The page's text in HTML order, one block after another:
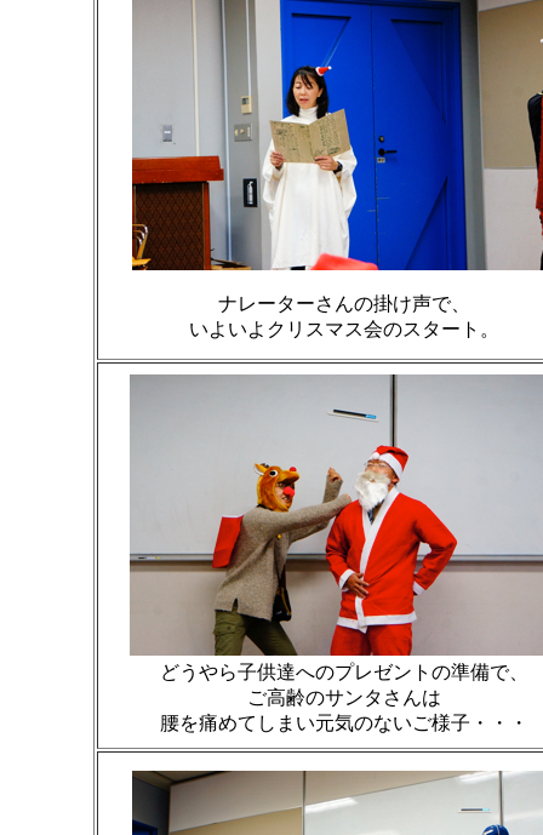
ナレーターさんの掛け声で、
いよいよクリスマス会のスタート。
どうやら子供達へのプレゼントの準備で、
ご高齢のサンタさんは
腰を痛めてしまい元気のないご様子・・・